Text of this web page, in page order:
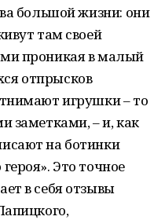
большой жизни: они
там своей
проникая в малый
отпрысков
игрушки – то
заметками, – и, как
на ботинки
Это точное
в себя отзывы